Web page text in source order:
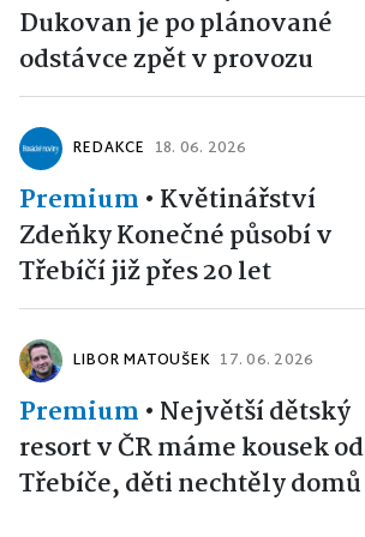
Dukovan je po plánované
odstávce zpět v provozu
REDAKCE 18. 06. 2026
Premium • Květinářství
Zdeňky Konečné působí v
Třebíčí již přes 20 let
LIBOR MATOUŠEK 17. 06. 2026
Premium • Největší dětský
resort v ČR máme kousek od
Třebíče, děti nechtěly domů